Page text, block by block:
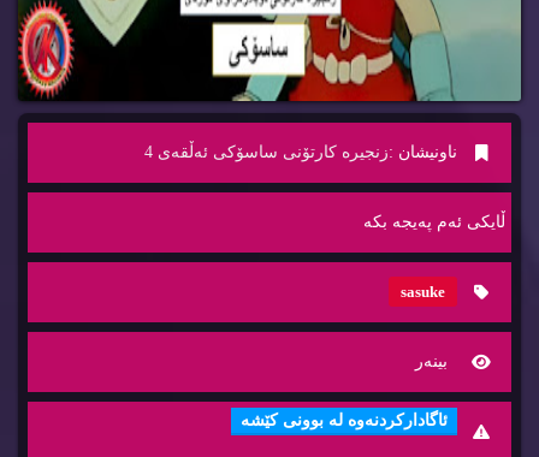
ناونیشان :زنجیره‌ كارتۆنی ساسۆكی ئه‌ڵقه‌ی 4
ڵایكی ئه‌م په‌یجه‌ بكه‌
sasuke
بینه‌ر
ئاگاداركردنه‌وه‌ له‌ بوونی كێشه‌